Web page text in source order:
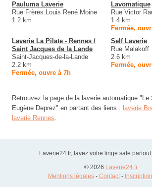
Pauluma Laverie
Rue Frères Louis René Moine
1.2 km
Lavomatique
Rue Victor
1.4 km
Fermée,
Laverie La Pilate - Rennes /
Saint Jacques de la Lande
Saint-Jacques-de-la-Lande
2.2 km
Fermée, ouvre à 7h
Self Laverie
Rue Malakoff
2.6 km
Fermée,
Retrouvez la page de la laverie automatique "Le
Eugène Deprez" en partant des liens : laverie
laverie Rennes.
Laverie24.fr, lavez votre linge sale
© 2026 Laverie24.fr
Mentions légales- Contact-